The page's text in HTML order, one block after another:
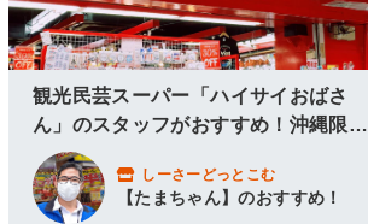
観光民芸スーパー「ハイサイおばさ
ん」のスタッフがおすすめ！沖縄限定
グッズ＆アロハシャツ！
しーさーどっとこむ
【たまちゃん】のおすすめ！